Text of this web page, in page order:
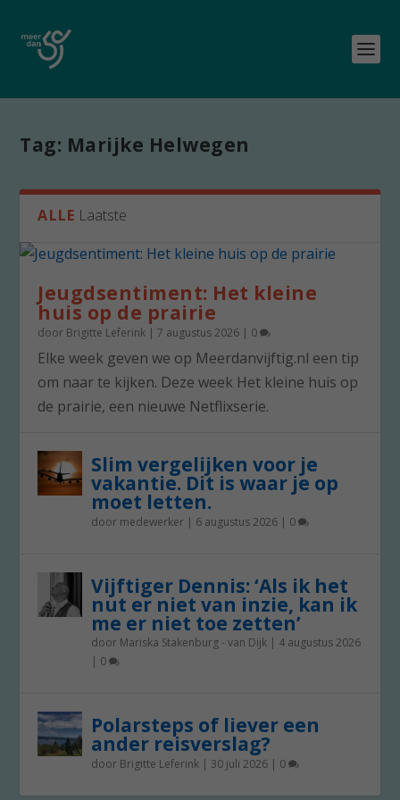
Tag: Marijke Helwegen
ALLE Laatste
Jeugdsentiment: Het kleine
huis op de prairie
door Brigitte Leferink |7 augustus 2026 | 0
Elke week geven we op Meerdanvijftig.nl een tip
om naar te kijken. Deze week Het kleine huis op
de prairie, een nieuwe Netflixserie.
Slim vergelijken voor je
vakantie. Dit is waar je op
moet letten.
door medewerker | 6 augustus 2026 | 0
Vijftiger Dennis: ‘Als ik het
nut er niet van inzie, kan ik
me er niet toe zetten’
door Mariska Stakenburg - van Dijk | 4 augustus 2026
| 0
Polarsteps of liever een
ander reisverslag?
door Brigitte Leferink | 30 juli 2026 | 0